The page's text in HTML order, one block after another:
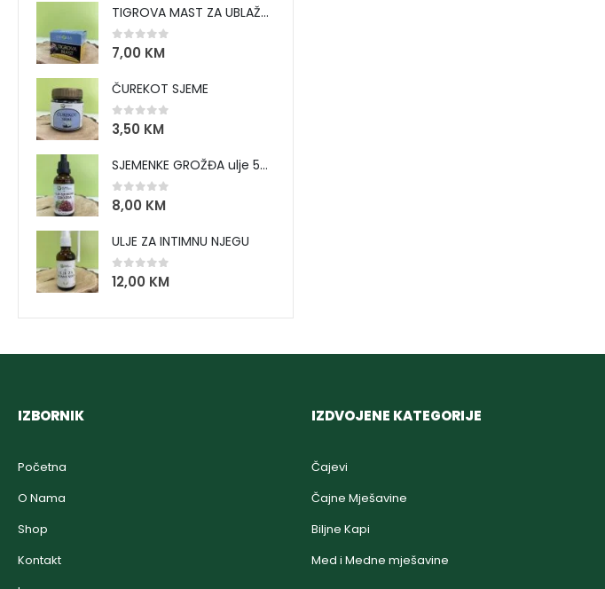
TIGROVA MAST ZA UBLAŽAVANJE BOLOVA I ZAGRIJAVANJE MIŠIĆA
0 out of 5
7,00 KM
ČUREKOT SJEME
0 out of 5
3,50 KM
SJEMENKE GROŽĐA ulje 50 ml
0 out of 5
8,00 KM
ULJE ZA INTIMNU NJEGU
0out of 5
12,00 KM
IZBORNIK
Početna
O Nama
Shop
Kontakt
IZDVOJENE KATEGORIJE
Čajevi
Čajne Mješavine
Biljne Kapi
Med i Medne mješavine